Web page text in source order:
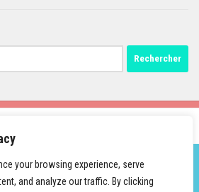
your browsing experience, serve
and analyze our traffic. By clicking